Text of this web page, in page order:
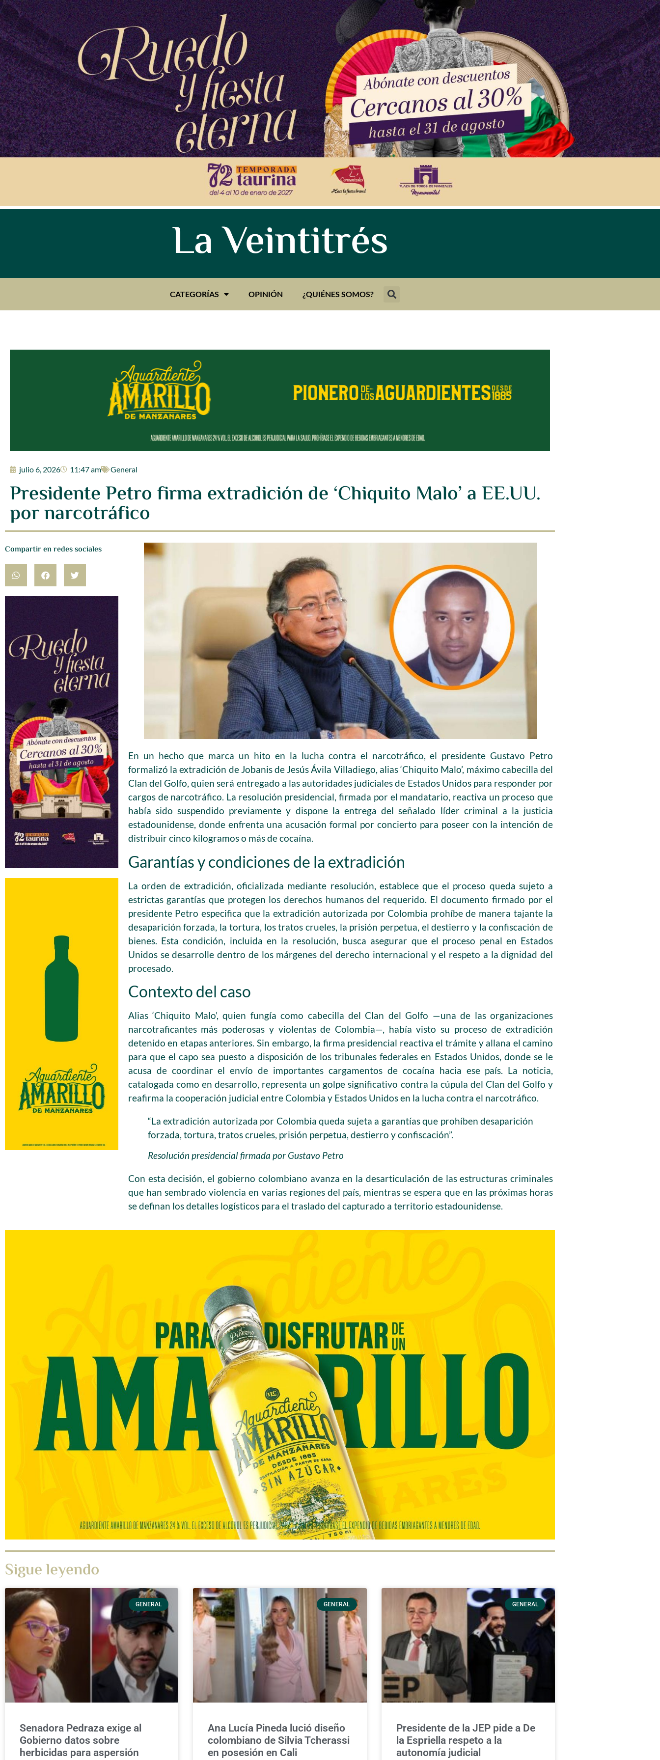
La Veintitrés
CATEGORÍAS OPINIÓN ¿QUIÉNES SOMOS?
julio 6, 2026 11:47 am General
Presidente Petro firma extradición de ‘Chiquito Malo’ a EE.UU.
por narcotráfico
Compartir en redes sociales
En un hecho que marca un hito en la lucha contra el narcotráfico, el presidente Gustavo Petro
formalizó la extradición de Jobanis de Jesús Ávila Villadiego, alias ‘Chiquito Malo’, máximo cabecilla del
Clan del Golfo, quien será entregado a las autoridades judiciales de Estados Unidos para responder por
cargos de narcotráfico. La resolución presidencial, firmada por el mandatario, reactiva un proceso que
había sido suspendido previamente y dispone la entrega del señalado líder criminal a la justicia
estadounidense, donde enfrenta una acusación formal por concierto para poseer con la intención de
distribuir cinco kilogramos o más de cocaína.
Garantías y condiciones de la extradición
La orden de extradición, oficializada mediante resolución, establece que el proceso queda sujeto a
estrictas garantías que protegen los derechos humanos del requerido. El documento firmado por el
presidente Petro especifica que la extradición autorizada por Colombia prohíbe de manera tajante la
desaparición forzada, la tortura, los tratos crueles, la prisión perpetua, el destierro y la confiscación de
bienes. Esta condición, incluida en la resolución, busca asegurar que el proceso penal en Estados
Unidos se desarrolle dentro de los márgenes del derecho internacional y el respeto a la dignidad del
procesado.
Contexto del caso
Alias ‘Chiquito Malo’, quien fungía como cabecilla del Clan del Golfo —una de las organizaciones
narcotraficantes más poderosas y violentas de Colombia—, había visto su proceso de extradición
detenido en etapas anteriores. Sin embargo, la firma presidencial reactiva el trámite y allana el camino
para que el capo sea puesto a disposición de los tribunales federales en Estados Unidos, donde se le
acusa de coordinar el envío de importantes cargamentos de cocaína hacia ese país. La noticia,
catalogada como en desarrollo, representa un golpe significativo contra la cúpula del Clan del Golfo y
reafirma la cooperación judicial entre Colombia y Estados Unidos en la lucha contra el narcotráfico.
“La extradición autorizada por Colombia queda sujeta a garantías que prohíben desaparición
forzada, tortura, tratos crueles, prisión perpetua, destierro y confiscación”.
Resolución presidencial firmada por Gustavo Petro
Con esta decisión, el gobierno colombiano avanza en la desarticulación de las estructuras criminales
que han sembrado violencia en varias regiones del país, mientras se espera que en las próximas horas
se definan los detalles logísticos para el traslado del capturado a territorio estadounidense.
Sigue leyendo
GENERAL
Senadora Pedraza exige al
Gobierno datos sobre
herbicidas para aspersión
GENERAL
Ana Lucía Pineda lució diseño
colombiano de Silvia Tcherassi
en posesión en Cali
GENERAL
Presidente de la JEP pide a De
la Espriella respeto a la
autonomía judicial